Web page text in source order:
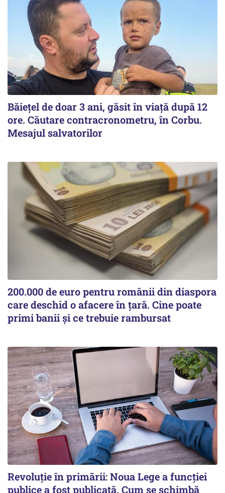
Băiețel de doar 3 ani, găsit în viață după 12
ore. Căutare contracronometru, în Corbu.
Mesajul salvatorilor
200.000 de euro pentru românii din diaspora
care deschid o afacere în țară. Cine poate
primi banii și ce trebuie rambursat
Revoluție în primării: Noua Lege a funcției
publice a fost publicată. Cum se schimbă